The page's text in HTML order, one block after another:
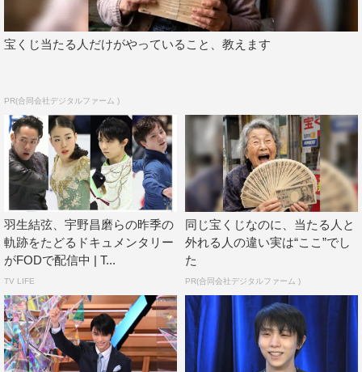
宝くじ当たる人だけがやっていること、教えます
PR(合同会社デジタルファーム )
羽生結弦、宇野昌磨らの昨季の
軌跡をたどるドキュメンタリー
がFODで配信中 | T...
TV LIFE
同じ宝くじなのに、当たる人と
外れる人の違い実は“ここ”でし
た
PR(合同会社デジタルファーム )